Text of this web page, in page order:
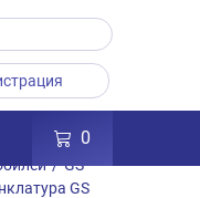
0
Аккумуляторы
/ GS
GS